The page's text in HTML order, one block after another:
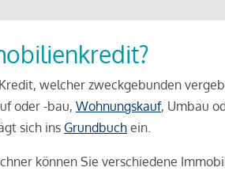
welcher zweckgebunden
oder -bau, Wohnungskauf, Umbau
sich ins Grundbuch ein.
können Sie verschiedene